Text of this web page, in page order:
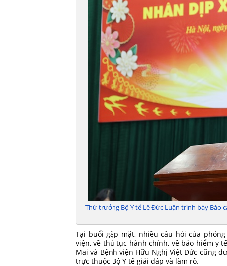
Thứ trưởng Bộ Y tế Lê Đức Luận trình bày Báo
Tại buổi gặp mặt, nhiều câu hỏi của
viện, về thủ tục hành chính, về bảo hiểm y
Mai và Bệnh viện Hữu Nghị Việt Đức cũng
trực thuộc Bộ Y tế giải đáp và làm rõ.